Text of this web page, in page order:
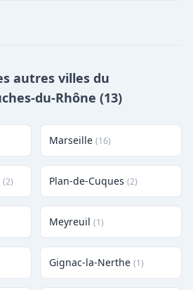
autres villes du
du-Rhône (13)
Marseille (16)
(2) Plan-de-Cuques (2)
Meyreuil (1)
Gignac-la-Nerthe (1)